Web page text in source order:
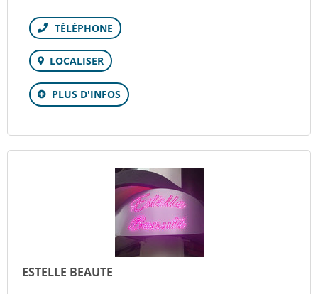
Téléphone
LOCALISER
PLUS D'INFOS
ESTELLE BEAUTE